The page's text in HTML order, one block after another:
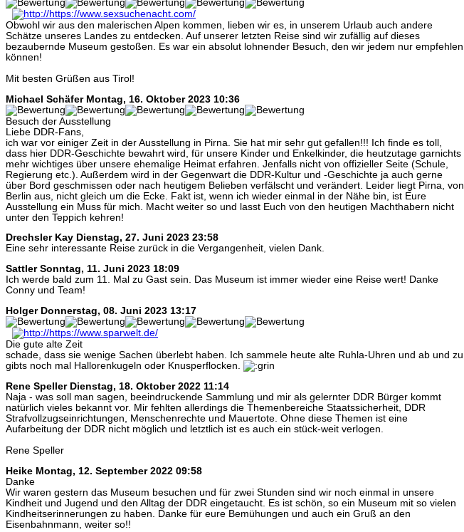
Obwohl wir aus den malerischen Alpen kommen, lieben wir es, in unserem Urlaub auch andere
Schätze unseres Landes zu entdecken. Auf unserer letzten Reise sind wir zufällig auf dieses
bezaubernde Museum gestoßen. Es war ein absolut lohnender Besuch, den wir jedem nur empfehlen
können!
Mit besten Grüßen aus Tirol!
Michael Schäfer Montag, 16. Oktober 2023 10:36
Besuch der Ausstellung
Liebe DDR-Fans,
ich war vor einiger Zeit in der Ausstellung in Pirna. Sie hat mir sehr gut gefallen!!! Ich finde es toll,
dass hier DDR-Geschichte bewahrt wird, für unsere Kinder und Enkelkinder, die heutzutage garnichts
mehr wichtiges über unsere ehemalige Heimat erfahren. Jenfalls nicht von offizieller Seite (Schule,
Regierung etc.). Außerdem wird in der Gegenwart die DDR-Kultur und -Geschichte ja auch gerne
über Bord geschmissen oder nach heutigem Belieben verfälscht und verändert. Leider liegt Pirna, von
Berlin aus, nicht gleich um die Ecke. Fakt ist, wenn ich wieder einmal in der Nähe bin, ist Eure
Ausstellung ein Muss für mich. Macht weiter so und lasst Euch von den heutigen Machthabern nicht
unter den Teppich kehren!
Drechsler Kay Dienstag, 27. Juni 2023 23:58
Eine sehr interessante Reise zurück in die Vergangenheit, vielen Dank.
Sattler Sonntag, 11. Juni 2023 18:09
Ich werde bald zum 11. Mal zu Gast sein. Das Museum ist immer wieder eine Reise wert! Danke
Conny und Team!
Holger Donnerstag, 08. Juni 2023 13:17
Die gute alte Zeit
schade, dass sie wenige Sachen überlebt haben. Ich sammele heute alte Ruhla-Uhren und ab und zu
gibts noch mal Hallorenkugeln oder Knusperflocken.
Rene Speller Dienstag, 18. Oktober 2022 11:14
Naja - was soll man sagen, beeindruckende Sammlung und mir als gelernter DDR Bürger kommt
natürlich vieles bekannt vor. Mir fehlten allerdings die Themenbereiche Staatssicherheit, DDR
Strafvollzugseinrichtungen, Menschenrechte und Mauertote. Ohne diese Themen ist eine
Aufarbeitung der DDR nicht möglich und letztlich ist es auch ein stück-weit verlogen.
Rene Speller
Heike Montag, 12. September 2022 09:58
Danke
Wir waren gestern das Museum besuchen und für zwei Stunden sind wir noch einmal in unsere
Kindheit und Jugend und den Alltag der DDR eingetaucht. Es ist schön, so ein Museum mit so vielen
Kindheitserinnerungen zu haben. Danke für eure Bemühungen und auch ein Gruß an den
Eisenbahnmann, weiter so!!